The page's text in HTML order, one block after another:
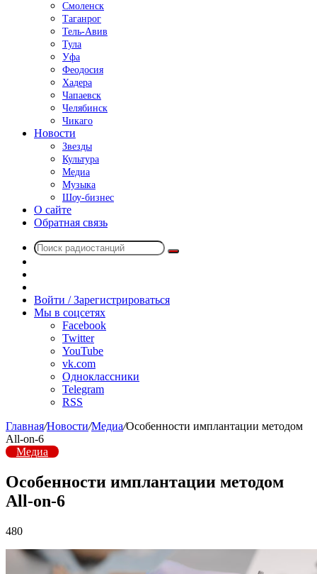
Смоленск
Таганрог
Тель-Авив
Тула
Уфа
Феодосия
Хадера
Чапаевск
Челябинск
Чикаго
Новости
Звезды
Культура
Медиа
Музыка
Шоу-бизнес
О сайте
Обратная связь
Поиск
радио
Войти / Зарегистрироваться
Мы в соцсетях
Facebook
Twitter
YouTube
vk.com
Одноклассники
Telegram
RSS
Главная/Новости/Медиа/Особенности имплантации методом
All-on-6
Медиа
Особенности имплантации методом
All-on-6
480